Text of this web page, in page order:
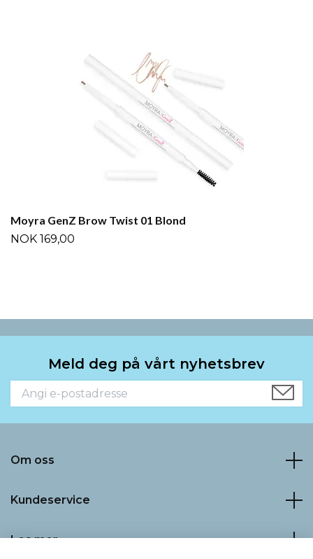
Moyra GenZ Brow Twist 01 Blond
NOK 169,00
Meld deg på vårt nyhetsbrev
Om oss
Kundeservice
Les mer